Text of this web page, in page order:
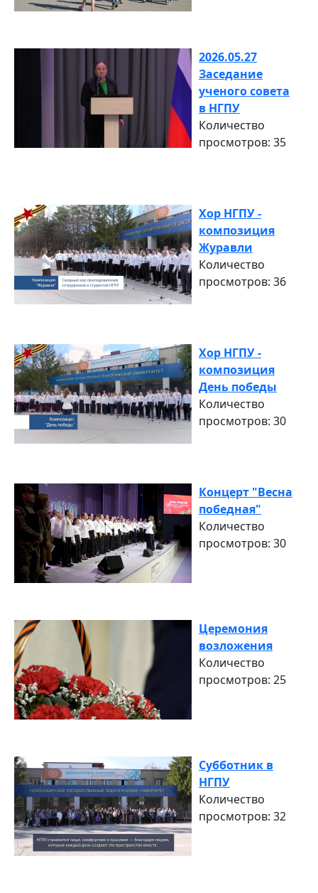
2026.05.27
Заседание
ученого совета
в НГПУ
Количество
просмотров: 35
Хор НГПУ -
композиция
Журавли
Количество
просмотров: 36
Хор НГПУ -
композиция
День победы
Количество
просмотров: 30
Концерт "Весна
победная"
Количество
просмотров: 30
Церемония
возложения
Количество
просмотров: 25
Субботник в
НГПУ
Количество
просмотров: 32